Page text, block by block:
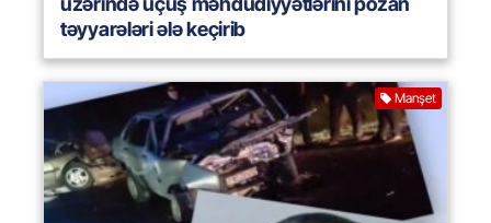
təyyarələri ələ keçirib
Manşet